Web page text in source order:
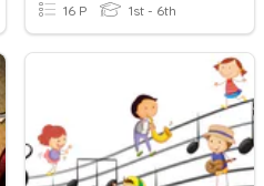
16 P 1st - 6th